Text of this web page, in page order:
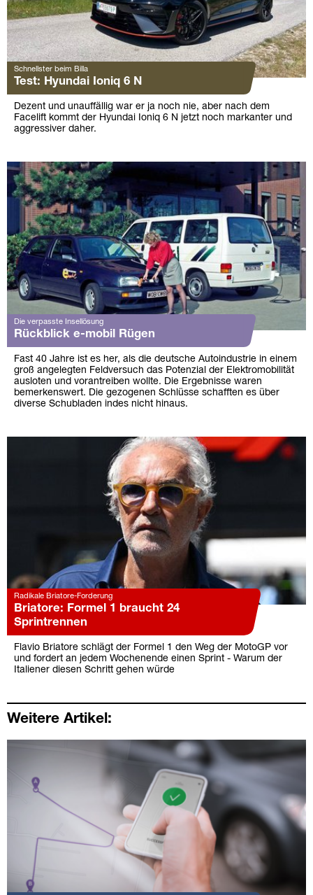
Schnellster beim Billa
Test: Hyundai Ioniq 6 N
Dezent und unauffällig war er ja noch nie, aber nach dem
Facelift kommt der Hyundai Ioniq 6 N jetzt noch markanter und
aggressiver daher.
Die verpasste Insellösung
Rückblick e-mobil Rügen
Fast 40 Jahre ist es her, als die deutsche Autoindustrie in einem
groß angelegten Feldversuch das Potenzial der Elektromobilität
ausloten und vorantreiben wollte. Die Ergebnisse waren
bemerkenswert. Die gezogenen Schlüsse schafften es über
diverse Schubladen indes nicht hinaus.
Radikale Briatore-Forderung
Briatore: Formel 1 braucht 24
Sprintrennen
Flavio Briatore schlägt der Formel 1 den Weg der MotoGP vor
und fordert an jedem Wochenende einen Sprint - Warum der
Italiener diesen Schritt gehen würde
Weitere Artikel: